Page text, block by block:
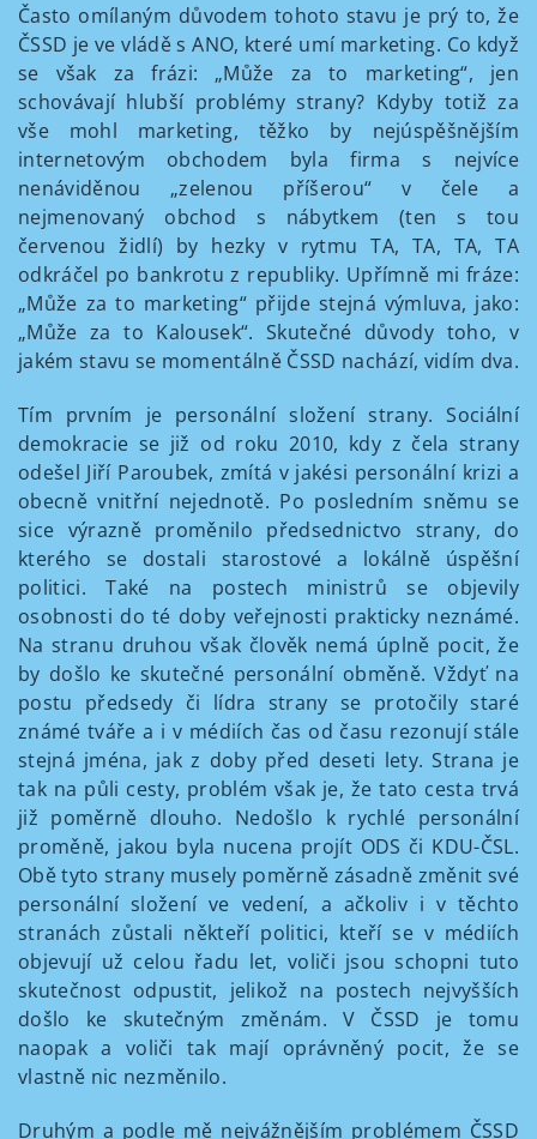
Často omílaným důvodem tohoto stavu je prý to, že
ČSSD je ve vládě s ANO, které umí marketing. Co když
se však za frázi: „Může za to marketing“, jen
schovávají hlubší problémy strany? Kdyby totiž za
vše mohl marketing, těžko by nejúspěšnějším
internetovým obchodem byla firma s nejvíce
nenáviděnou „zelenou příšerou“ v čele a
nejmenovaný obchod s nábytkem (ten s tou
červenou židlí) by hezky v rytmu TA, TA, TA, TA
odkráčel po bankrotu z republiky. Upřímně mi fráze:
„Může za to marketing“ přijde stejná výmluva, jako:
„Může za to Kalousek“. Skutečné důvody toho, v
jakém stavu se momentálně ČSSD nachází, vidím dva.
Tím prvním je personální složení strany. Sociální
demokracie se již od roku 2010, kdy z čela strany
odešel Jiří Paroubek, zmítá v jakési personální krizi a
obecně vnitřní nejednotě. Po posledním sněmu se
sice výrazně proměnilo předsednictvo strany, do
kterého se dostali starostové a lokálně úspěšní
politici. Také na postech ministrů se objevily
osobnosti do té doby veřejnosti prakticky neznámé.
Na stranu druhou však člověk nemá úplně pocit, že
by došlo ke skutečné personální obměně. Vždyť na
postu předsedy či lídra strany se protočily staré
známé tváře a i v médiích čas od času rezonují stále
stejná jména, jak z doby před deseti lety. Strana je
tak na půli cesty, problém však je, že tato cesta trvá
již poměrně dlouho. Nedošlo k rychlé personální
proměně, jakou byla nucena projít ODS či KDU-ČSL.
Obě tyto strany musely poměrně zásadně změnit své
personální složení ve vedení, a ačkoliv i v těchto
stranách zůstali někteří politici, kteří se v médiích
objevují už celou řadu let, voliči jsou schopni tuto
skutečnost odpustit, jelikož na postech nejvyšších
došlo ke skutečným změnám. V ČSSD je tomu
naopak a voliči tak mají oprávněný pocit, že se
vlastně nic nezměnilo.
Druhým a podle mě nejvážnějším problémem ČSSD